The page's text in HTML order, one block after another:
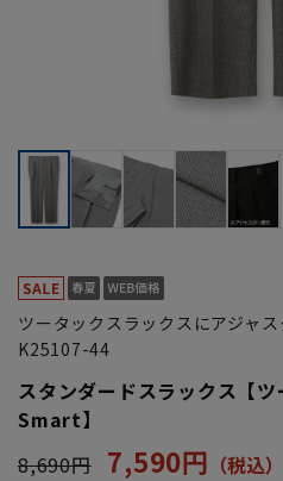
ツータックスラックスにアジャ
K25107-44
スタンダードスラックス【
Smart】
8,690円 7,590円